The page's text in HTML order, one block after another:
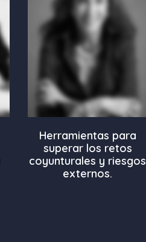
Herramientas para
superar los retos
coyunturales y riesgos
externos.